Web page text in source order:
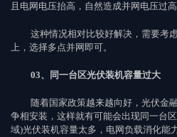
且电网电压抬高，自然造成并网电压过高
这种情况相对比较好解决，需要考
上，选择多点并网即可。
03、同一台区光伏装机容量过大
随着国家政策越来越向好，光伏金
争相安装，这样就有可能会出现同一台
域)光伏装机容量太多，电网负载消化能